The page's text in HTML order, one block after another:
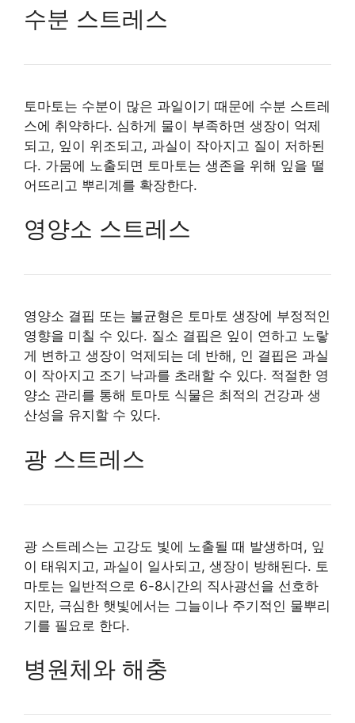
수분 스트레스
토마토는 수분이 많은 과일이기 때문에 수분 스트레
스에 취약하다. 심하게 물이 부족하면 생장이 억제
되고, 잎이 위조되고, 과실이 작아지고 질이 저하된
다. 가뭄에 노출되면 토마토는 생존을 위해 잎을 떨
어뜨리고 뿌리계를 확장한다.
영양소 스트레스
영양소 결핍 또는 불균형은 토마토 생장에 부정적인
영향을 미칠 수 있다. 질소 결핍은 잎이 연하고 노랗
게 변하고 생장이 억제되는 데 반해, 인 결핍은 과실
이 작아지고 조기 낙과를 초래할 수 있다. 적절한 영
양소 관리를 통해 토마토 식물은 최적의 건강과 생
산성을 유지할 수 있다.
광 스트레스
광 스트레스는 고강도 빛에 노출될 때 발생하며, 잎
이 태워지고, 과실이 일사되고, 생장이 방해된다. 토
마토는 일반적으로 6-8시간의 직사광선을 선호하
지만, 극심한 햇빛에서는 그늘이나 주기적인 물뿌리
기를 필요로 한다.
병원체와 해충